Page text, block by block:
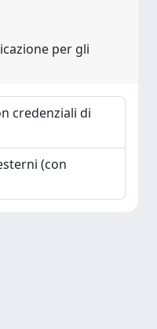
per gli
credenziali di
(con